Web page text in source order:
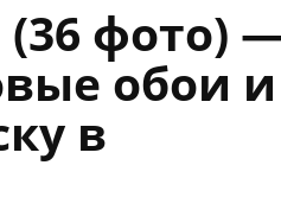
фото)
обои и
в